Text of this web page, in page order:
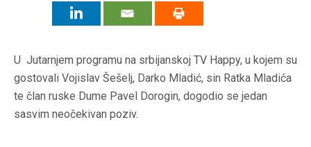
U Jutarnjem programu na srbijanskoj TV Happy, u kojem su
gostovali Vojislav Šešelj, Darko Mladić, sin Ratka Mladića
te član ruske Dume Pavel Dorogin, dogodio se jedan
sasvim neočekivan poziv.